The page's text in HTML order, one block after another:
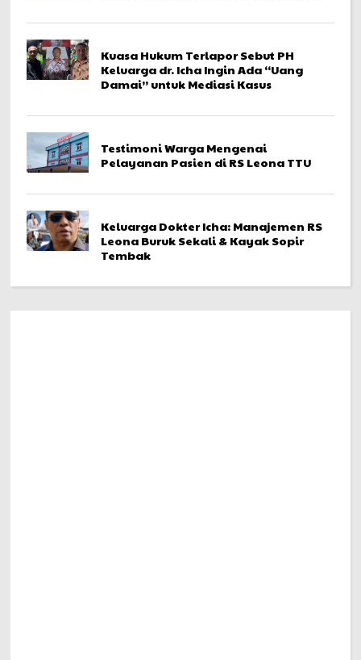
Kuasa Hukum Terlapor Sebut PH
Keluarga dr. Icha Ingin Ada “Uang
Damai” untuk Mediasi Kasus
Testimoni Warga Mengenai
Pelayanan Pasien di RS Leona TTU
Keluarga Dokter Icha: Manajemen RS
Leona Buruk Sekali & Kayak Sopir
Tembak